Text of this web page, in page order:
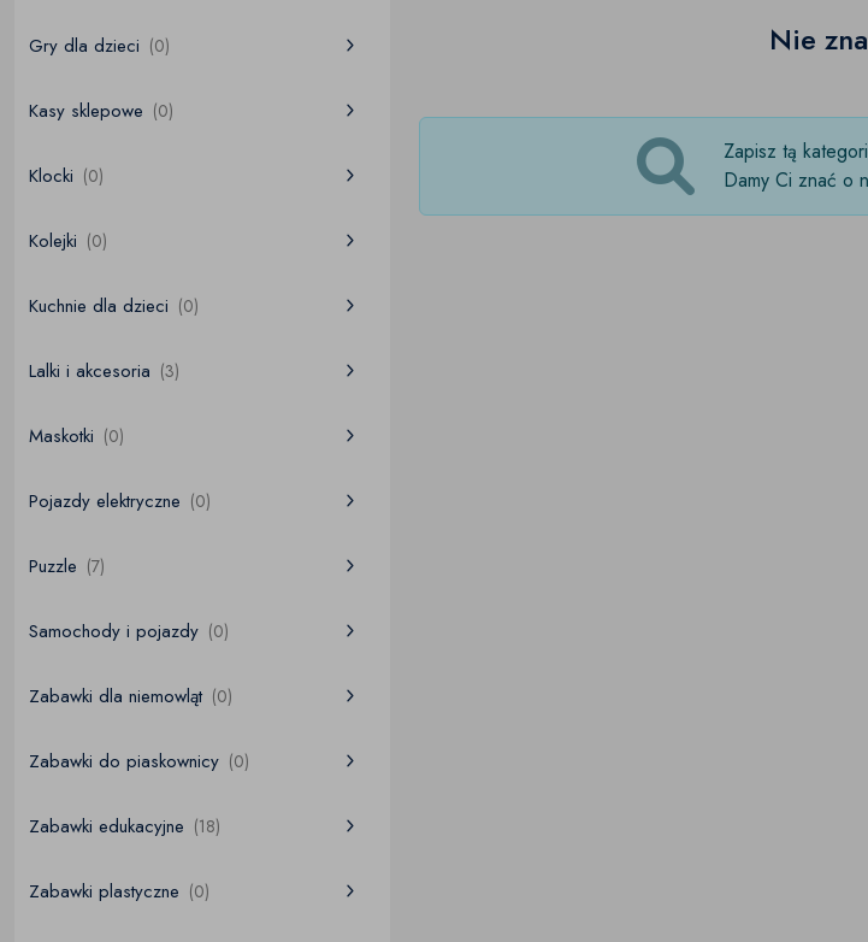
Gry dla dzieci (0)
Kasy sklepowe (0)
Klocki (0)
Kolejki (0)
Kuchnie dla dzieci (0)
Lalki i akcesoria (3)
Maskotki (0)
Pojazdy elektryczne (0)
Puzzle (7)
Samochody i pojazdy (0)
Zabawki dla niemowląt (0)
Zabawki do piaskownicy (0)
Zabawki edukacyjne (18)
Zabawki plastyczne (0)
Nie
Zapisz tą
Damy Ci znać o